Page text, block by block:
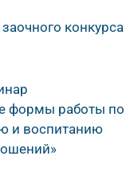
конкурса
формы работы по
и воспитанию